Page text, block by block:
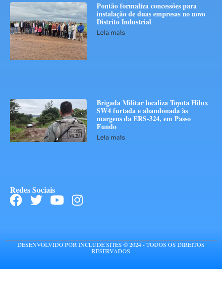
Pontão formaliza concessões para
instalação de duas empresas no novo
Distrito Industrial
Leia mais
Brigada Militar localiza Toyota Hilux
SW4 furtada e abandonada às
margens da ERS-324, em Passo
Fundo
Leia mais
Redes Sociais
DESENVOLVIDO POR INCLUDE SITES © 2024 - TODOS OS DIREITOS
RESERVADOS